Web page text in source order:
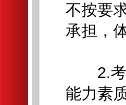
不按要
承担，
2.考
能力素